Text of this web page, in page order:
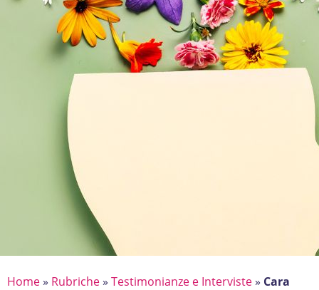
Home» Rubriche» Testimonianze e Interviste» Cara